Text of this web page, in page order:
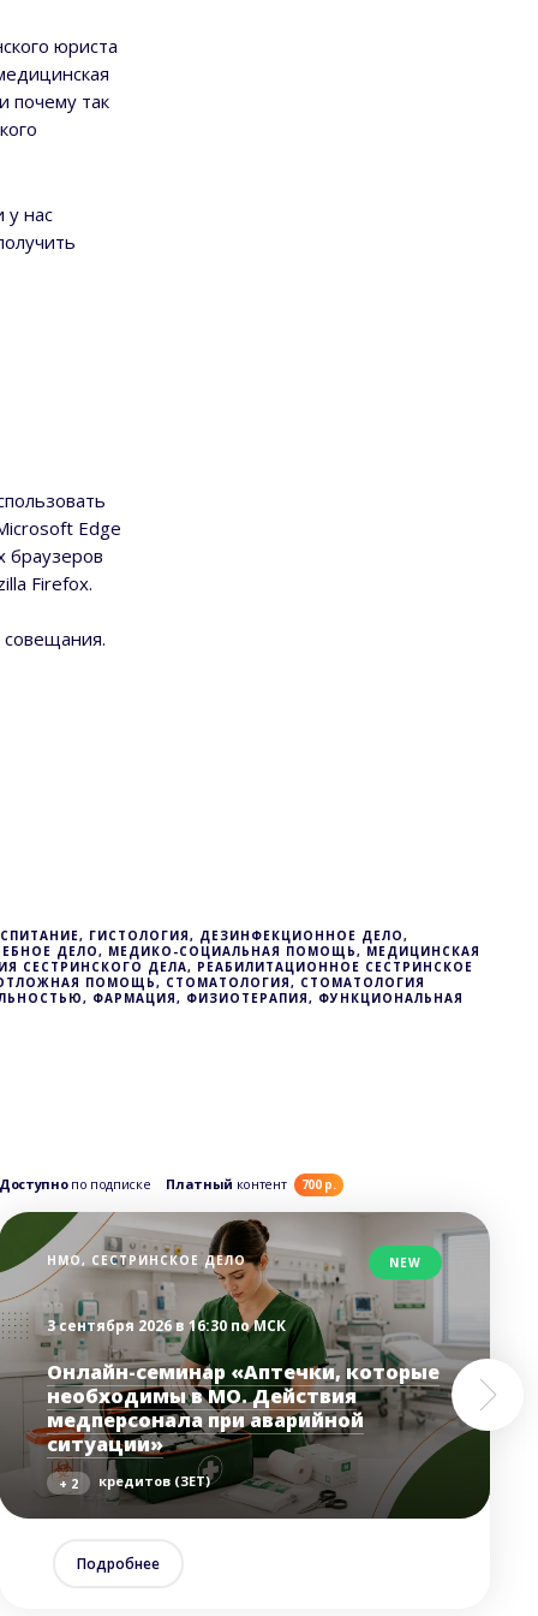
юриста
почему так
у нас
Edge
браузеров
Firefox.
ГИСТОЛОГИЯ, ДЕЗИНФЕКЦИОННОЕ ДЕЛО,
ДЕЛО, МЕДИКО-СОЦИАЛЬНАЯ ПОМОЩЬ, МЕДИЦИНСКАЯ
СЕСТРИНСКОГО ДЕЛА, РЕАБИЛИТАЦИОННОЕ СЕСТРИНСКОЕ
ПОМОЩЬ, СТОМАТОЛОГИЯ, СТОМАТОЛОГИЯ
ФАРМАЦИЯ, ФИЗИОТЕРАПИЯ, ФУНКЦИОНАЛЬНАЯ
Доступнопо подписке Платный контент 700 р.
НМО, СЕСТРИНСКОЕ ДЕЛО NEW
3 сентября 2026 в 16:30 по МСК
Онлайн-семинар «Аптечки, которые
необходимы в МО. Действия
медперсонала при аварийной
ситуации»
+ 2 кредитов (ЗЕТ)
Подробнее